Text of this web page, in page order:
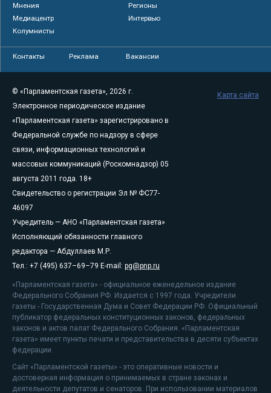
Мнения
Регионы
Медиацентр
Интервью
Колумнисты
Контакты Реклама Вакансии
© «Парламентская газета», 2026 г.
Электронное периодическое издание
«Парламентская газета» зарегистрировано в
Федеральной службе по надзору в сфере
связи, информационных технологий и
массовых коммуникаций (Роскомнадзор) 05
августа 2011 года. 18+
Свидетельство о регистрации Эл № ФС77-
46097
Учредитель — АНО «Парламентская газета»
Исполняющий обязанности главного
редактора — Абдуллаев М.Р.
Тел.: +7 (495) 637–69–79 E-mail: pg@pnp.ru
«Парламентская газета» - официальное еженедельное издание
Федерального Собрания РФ. Издается с 1997 года. Учредители
газеты - Государственная Дума и Совет Федерации РФ. Официальный
публикатор федеральных конституционных законов, федеральных
законов и актов палат Федерального Собрания. «Парламентская
газета» имеет пункты печати и представительства в десяти субъектах
федерации.
Сайт «Парламентской газеты» - это оперативные новости и
достоверная информация о принимаемых в стране законах и
деятельности депутатов и сенаторов. При использовании материалов
Карта сайта